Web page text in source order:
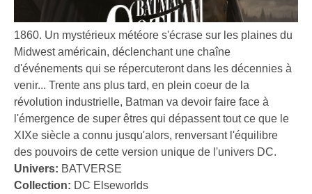
1860. Un mystérieux météore s'écrase sur les plaines du
Midwest américain, déclenchant une chaîne
d'événements qui se répercuteront dans les décennies à
venir... Trente ans plus tard, en plein coeur de la
révolution industrielle, Batman va devoir faire face à
l'émergence de super êtres qui dépassent tout ce que le
XIXe siècle a connu jusqu'alors, renversant l'équilibre
des pouvoirs de cette version unique de l'univers DC.
Univers: BATVERSE
Collection: DC Elseworlds